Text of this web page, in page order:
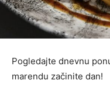
Pogledajte dnevnu
marendu začinite dan!